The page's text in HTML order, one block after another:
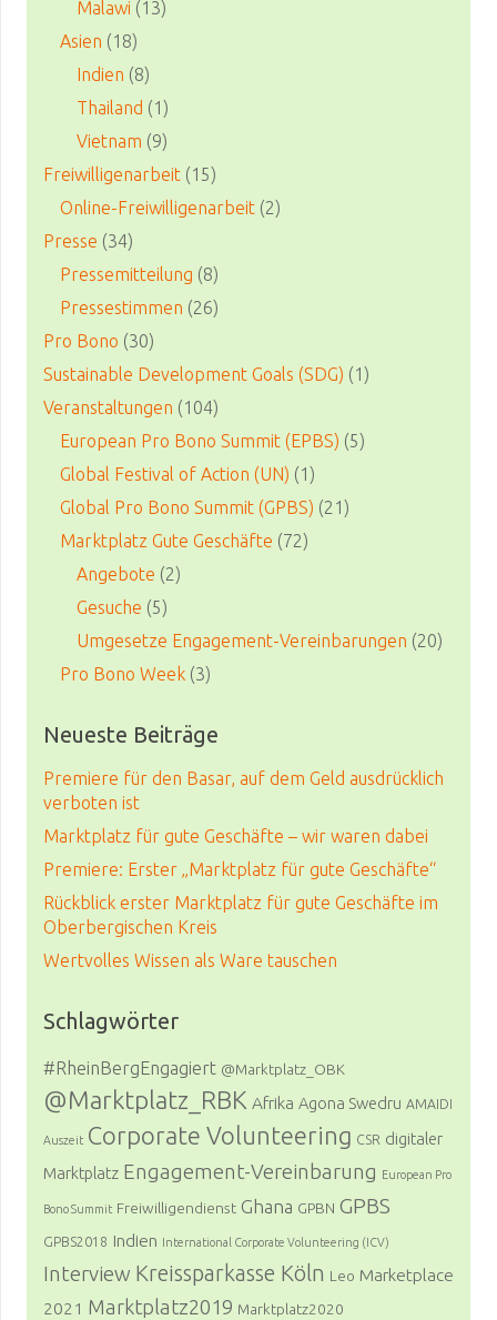
Malawi (13)
Asien (18)
Indien (8)
Thailand (1)
Vietnam (9)
Freiwilligenarbeit (15)
Online-Freiwilligenarbeit (2)
Presse (34)
Pressemitteilung (8)
Pressestimmen (26)
Pro Bono (30)
Sustainable Development Goals (SDG) (1)
Veranstaltungen (104)
European Pro Bono Summit (EPBS) (5)
Global Festival of Action (UN) (1)
Global Pro Bono Summit (GPBS) (21)
Marktplatz Gute Geschäfte (72)
Angebote (2)
Gesuche (5)
Umgesetze Engagement-Vereinbarungen (20)
Pro Bono Week (3)
Neueste Beiträge
Premiere für den Basar, auf dem Geld ausdrücklich
verboten ist
Marktplatz für gute Geschäfte – wir waren dabei
Premiere: Erster „Marktplatz für gute Geschäfte“
Rückblick erster Marktplatz für gute Geschäfte im
Oberbergischen Kreis
Wertvolles Wissen als Ware tauschen
Schlagwörter
#RheinBergEngagiert @Marktplatz_OBK
@Marktplatz_RBK Afrika Agona Swedru AMAIDI
Auszeit Corporate Volunteering CSR digitaler
Marktplatz Engagement-Vereinbarung European Pro
Bono Summit Freiwilligendienst Ghana GPBN GPBS
GPBS2018 Indien International Corporate Volunteering (ICV)
Interview Kreissparkasse Köln Leo Marketplace
2021 Marktplatz2019 Marktplatz2020